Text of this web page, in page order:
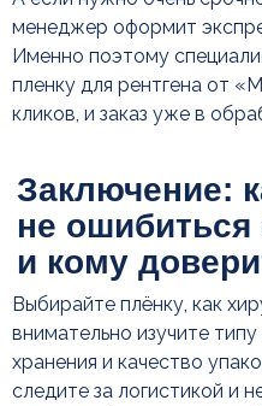
менеджер оформит
Именно поэтому
пленку для рентгена от
кликов, и заказ уже в
Выбирайте плёнку, как
внимательно изучите
хранения и качество
следите за логистикой и